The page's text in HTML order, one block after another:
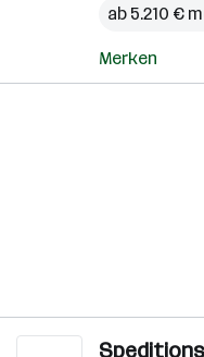
ab 5.210 €
Merken